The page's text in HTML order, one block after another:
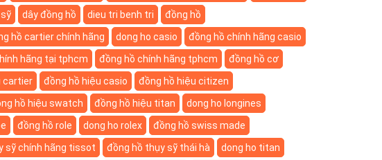
dây đồng hồ dieu tri benh tri
đồng hồ
hồ cartier chính hãng dong ho casio
đồng hồ chính hãng casio
hãng tại tphcm đồng hồ chính hãng tphcm
đồng hồ cơ
cartier đồng hồ hiệu casio
đồng hồ hiệu citizen
hồ hiệu swatch đồng hồ hiệu titan
dong ho longines
đồng hồ role dong ho rolex
đồng hồ swiss made
sỹ chính hãng tissot đồng hồ thụy sỹ thái hà
dong ho titan